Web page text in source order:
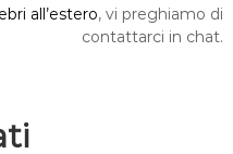
all’estero, vi preghiamo di
contattarci in chat.